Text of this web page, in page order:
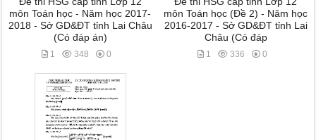
môn Toán học - Năm học 2017-
2018 - Sở GD&ĐT tỉnh Lai Châu
(Có đáp án)
1 348 0
môn Toán học (Đề 2) - Năm học
2016-2017 - Sở GD&ĐT tỉnh Lai
Châu (Có đáp
1 336 0